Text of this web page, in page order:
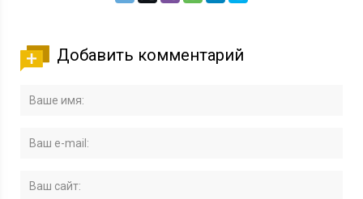
Добавить комментарий